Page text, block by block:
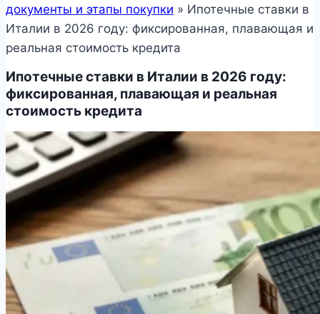
документы и этапы покупки » Ипотечные ставки в
Италии в 2026 году: фиксированная, плавающая и
реальная стоимость кредита
Ипотечные ставки в Италии в 2026 году:
фиксированная, плавающая и реальная
стоимость кредита